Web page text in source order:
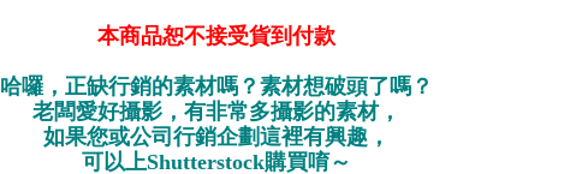
本商品恕不接受貨到付款
哈囉，正缺行銷的素材嗎？素材想破頭了嗎？
老闆愛好攝影，有非常多攝影的素材，
如果您或公司行銷企劃這裡有興趣，
可以上Shutterstock購買唷～